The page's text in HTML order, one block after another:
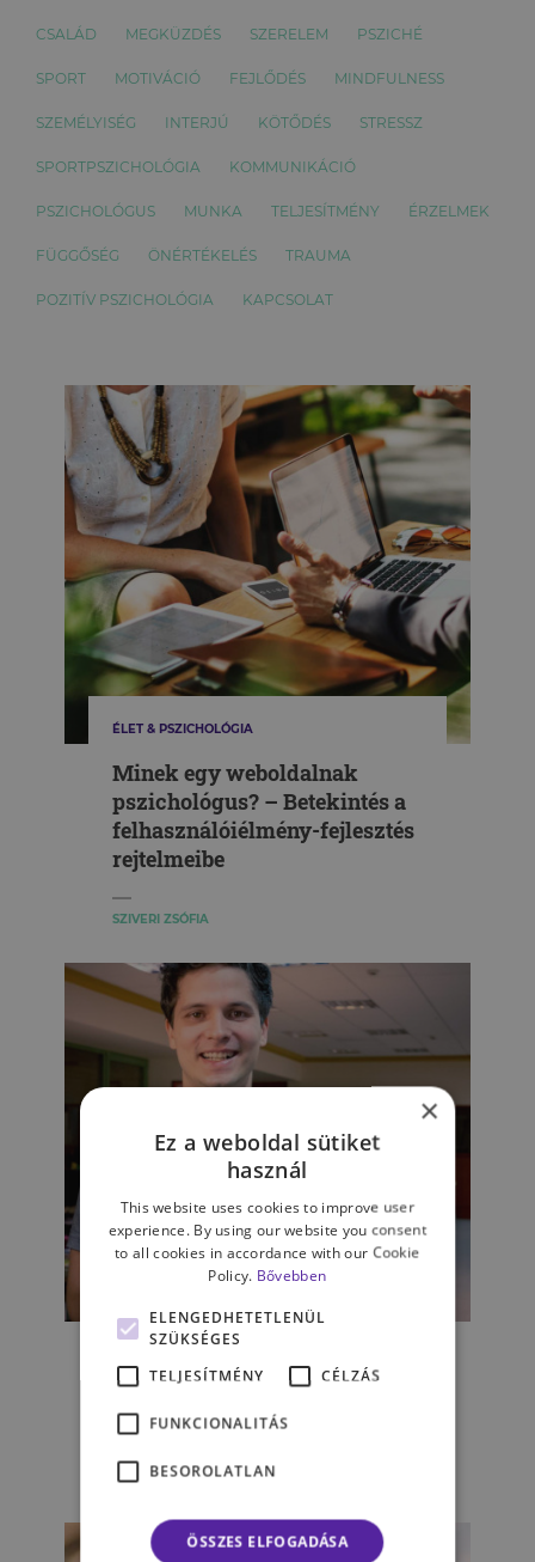
CSALÁD MEGKÜZDÉS SZERELEM PSZICHÉ
SPORT MOTIVÁCIÓ FEJLŐDÉS MINDFULNESS
SZEMÉLYISÉG INTERJÚ KÖTŐDÉS STRESSZ
SPORTPSZICHOLÓGIA KOMMUNIKÁCIÓ
PSZICHOLÓGUS MUNKA TELJESÍTMÉNY ÉRZELMEK
FÜGGŐSÉG ÖNÉRTÉKELÉS TRAUMA
POZITÍV PSZICHOLÓGIA KAPCSOLAT
ÉLET & PSZICHOLÓGIA
Minek egy weboldalnak
pszichológus? – Betekintés a
felhasználóiélmény-fejlesztés
rejtelmeibe
SZIVERI ZSÓFIA
„A design egy nagyon tág
fogalom!" – Interjúnk Pásztor
Dáviddal, a UX Studio
alapítójával
TÓTH BOGLÁRKA
×
Ez a weboldal sütiket
használ
This website uses cookies to improve user
experience. By using our website you consent
to all cookies in accordance with our Cookie
Policy. Bővebben
ELENGEDHETETLENÜL
SZÜKSÉGES
TELJESÍTMÉNY
CÉLZÁS
FUNKCIONALITÁS
BESOROLATLAN
ÖSSZES ELFOGADÁSA